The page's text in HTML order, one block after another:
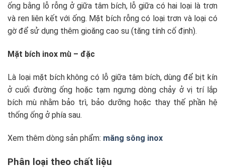
ống bằng lỗ rỗng ở giữa tâm bích, lỗ giữa có hai loại là trơn
và ren liên kết với ống. Mặt bích rỗng có loại trơn và loại có
gờ để sử dụng thêm gioăng cao su (tăng tính cố định).
Mặt bích inox mù – đặc
Là loại mặt bích không có lỗ giữa tâm bích, dùng để bịt kín
ở cuối đường ống hoặc tạm ngưng dòng chảy ở vị trí lắp
bích mù nhằm bảo trì, bảo dưỡng hoặc thay thế phần hệ
thống ống ở phía sau.
Xem thêm dòng sản phẩm: măng sông inox
Phân loại theo chất liệu